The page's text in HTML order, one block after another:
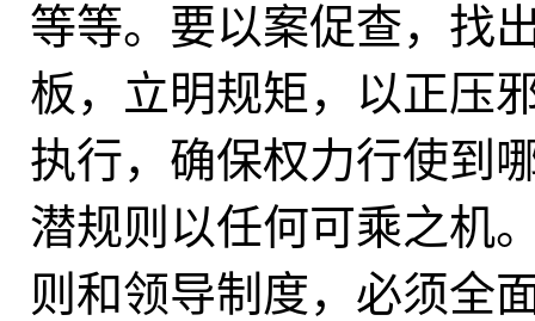
等等。要以案促查，找
板，立明规矩，以正压
执行，确保权力行使到
潜规则以任何可乘之机
则和领导制度，必须全